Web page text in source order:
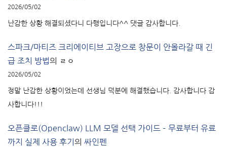
2026/05/02
난감한 상황 해결되셨다니 다행입니다^^ 댓글 감사합니다.
스파크/마티즈 크리에이티브 고장으로 창문이 안올라갈 때 긴
급 조치 방법의 ㄹㅇ
2026/05/02
정말 난감한 상황이었는데 선생님 덕분에 해결했습니다. 감사합니다 감
사합니다!!!
오픈클로(Openclaw) LLM 모델 선택 가이드 – 무료부터 유료
까지 실제 사용 후기 의 싸인펜